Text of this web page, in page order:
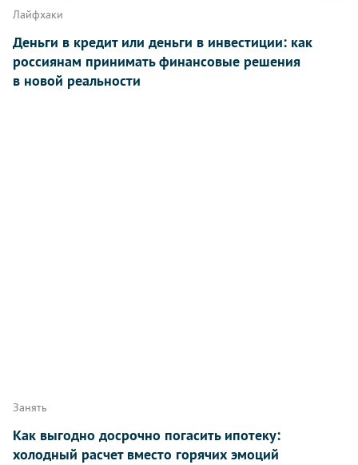
Лайфхаки
Деньги в кредит или деньги в инвестиции: как
россиянам принимать финансовые решения
в новой реальности
Занять
Как выгодно досрочно погасить ипотеку:
холодный расчет вместо горячих эмоций